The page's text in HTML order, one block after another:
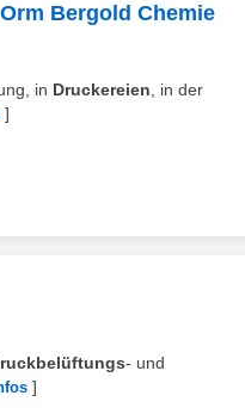
Bergold Chemie
in Druckereien , in der
]
- und
]